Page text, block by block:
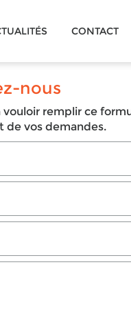
CONTACT
nous
remplir ce
de vos demandes.